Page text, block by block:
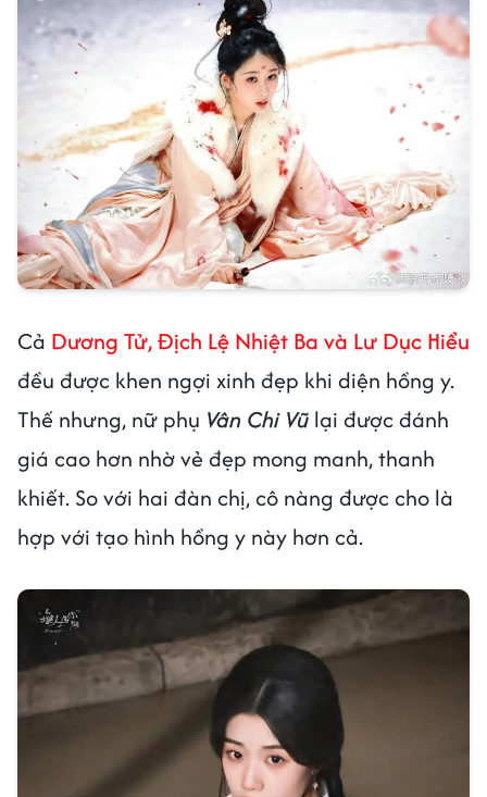
Cả Dương Tử, Địch Lệ Nhiệt Ba và Lư Dục Hiểu
đều được khen ngợi xinh đẹp khi diện hồng y.
Thế nhưng, nữ phụ Vân Chi Vũ lại được đánh
giá cao hơn nhờ vẻ đẹp mong manh, thanh
khiết. So với hai đàn chị, cô nàng được cho là
hợp với tạo hình hồng y này hơn cả.